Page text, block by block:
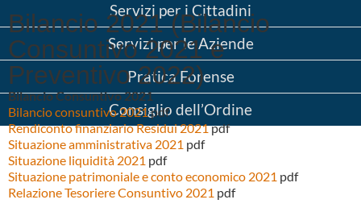
Servizi per i Cittadini
Servizi per le Aziende
Pratica Forense
Consiglio dell’Ordine
Bilancio 2021 (Bilancio
Consuntivo 2021 e
Preventivo 2022)
Bilancio Consuntivo 2021
Bilancio consuntivo 2021pdf
Rendiconto finanziario Residui 2021pdf
Situazione amministrativa 2021 pdf
Situazione liquidità 2021 pdf
Situazione patrimoniale e conto economico 2021 pdf
Relazione Tesoriere Consuntivo 2021 pdf